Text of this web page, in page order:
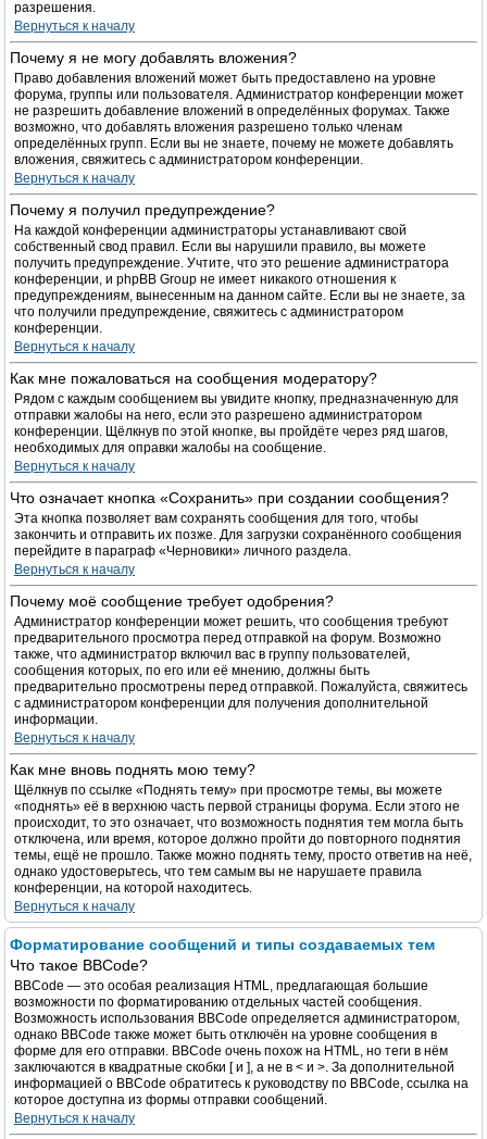
разрешения.
Вернуться к началу
Почему я не могу добавлять вложения?
Право добавления вложений может быть предоставлено на уровне
форума, группы или пользователя. Администратор конференции может
не разрешить добавление вложений в определённых форумах. Также
возможно, что добавлять вложения разрешено только членам
определённых групп. Если вы не знаете, почему не можете добавлять
вложения, свяжитесь с администратором конференции.
Вернуться к началу
Почему я получил предупреждение?
На каждой конференции администраторы устанавливают свой
собственный свод правил. Если вы нарушили правило, вы можете
получить предупреждение. Учтите, что это решение администратора
конференции, и phpBB Group не имеет никакого отношения к
предупреждениям, вынесенным на данном сайте. Если вы не знаете, за
что получили предупреждение, свяжитесь с администратором
конференции.
Вернуться к началу
Как мне пожаловаться на сообщения модератору?
Рядом с каждым сообщением вы увидите кнопку, предназначенную для
отправки жалобы на него, если это разрешено администратором
конференции. Щёлкнув по этой кнопке, вы пройдёте через ряд шагов,
необходимых для оправки жалобы на сообщение.
Вернуться к началу
Что означает кнопка «Сохранить» при создании сообщения?
Эта кнопка позволяет вам сохранять сообщения для того, чтобы
закончить и отправить их позже. Для загрузки сохранённого сообщения
перейдите в параграф «Черновики» личного раздела.
Вернуться к началу
Почему моё сообщение требует одобрения?
Администратор конференции может решить, что сообщения требуют
предварительного просмотра перед отправкой на форум. Возможно
также, что администратор включил вас в группу пользователей,
сообщения которых, по его или её мнению, должны быть
предварительно просмотрены перед отправкой. Пожалуйста, свяжитесь
с администратором конференции для получения дополнительной
информации.
Вернуться к началу
Как мне вновь поднять мою тему?
Щёлкнув по ссылке «Поднять тему» при просмотре темы, вы можете
«поднять» её в верхнюю часть первой страницы форума. Если этого не
происходит, то это означает, что возможность поднятия тем могла быть
отключена, или время, которое должно пройти до повторного поднятия
темы, ещё не прошло. Также можно поднять тему, просто ответив на неё,
однако удостоверьтесь, что тем самым вы не нарушаете правила
конференции, на которой находитесь.
Вернуться к началу
Форматирование сообщений и типы создаваемых тем
Что такое BBCode?
BBCode — это особая реализация HTML, предлагающая большие
возможности по форматированию отдельных частей сообщения.
Возможность использования BBCode определяется администратором,
однако BBCode также может быть отключён на уровне сообщения в
форме для его отправки. BBCode очень похож на HTML, но теги в нём
заключаются в квадратные скобки [ и ], а не в < и >. За дополнительной
информацией о BBCode обратитесь к руководству по BBCode, ссылка на
которое доступна из формы отправки сообщений.
Вернуться к началу